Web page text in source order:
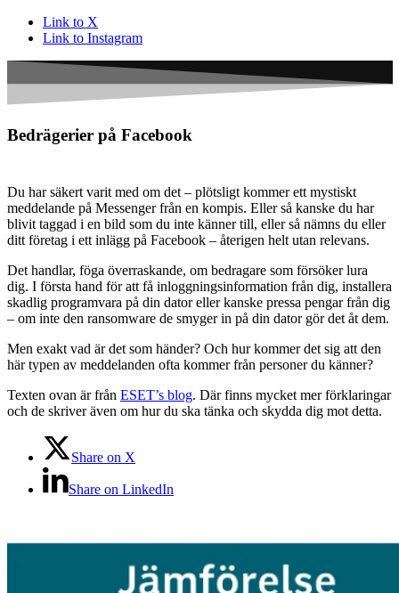
Link to X
Link to Instagram
Bedrägerier på Facebook
Du har säkert varit med om det – plötsligt kommer ett mystiskt
meddelande på Messenger från en kompis. Eller så kanske du har
blivit taggad i en bild som du inte känner till, eller så nämns du eller
ditt företag i ett inlägg på Facebook – återigen helt utan relevans.
Det handlar, föga överraskande, om bedragare som försöker lura
dig. I första hand för att få inloggningsinformation från dig, installera
skadlig programvara på din dator eller kanske pressa pengar från dig
– om inte den ransomware de smyger in på din dator gör det åt dem.
Men exakt vad är det som händer? Och hur kommer det sig att den
här typen av meddelanden ofta kommer från personer du känner?
Texten ovan är från ESET’s blog. Där finns mycket mer förklaringar
och de skriver även om hur du ska tänka och skydda dig mot detta.
Share on X
Share on LinkedIn